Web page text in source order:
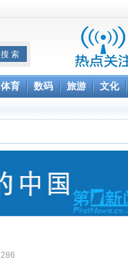
体育 数码 旅游 文化
286